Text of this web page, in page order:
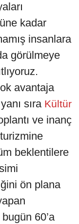
kadar
insanlara
görülmeye
avantaja
sıra Kültür
ve inanç
beklentilere
ön plana
60’a